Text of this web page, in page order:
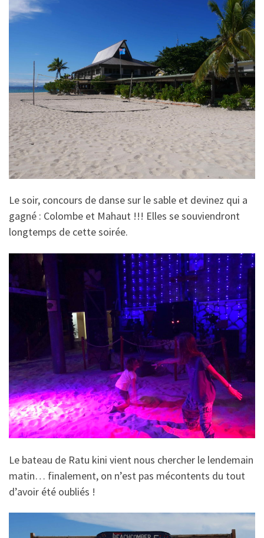
Le soir, concours de danse sur le sable et devinez qui a
gagné : Colombe et Mahaut !!! Elles se souviendront
longtemps de cette soirée.
Le bateau de Ratu kini vient nous chercher le lendemain
matin… finalement, on n’est pas mécontents du tout
d’avoir été oubliés !